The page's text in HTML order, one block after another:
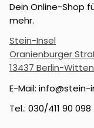
Dein Online-Shop
mehr.
Stein-Insel
Oranienburger
13437 Berlin-
E-Mail: info@stein-
Tel.: 030/411 90 098